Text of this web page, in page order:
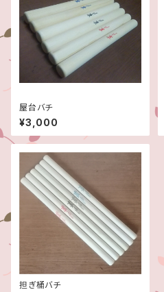
屋台バチ
¥3,000
担ぎ桶バチ